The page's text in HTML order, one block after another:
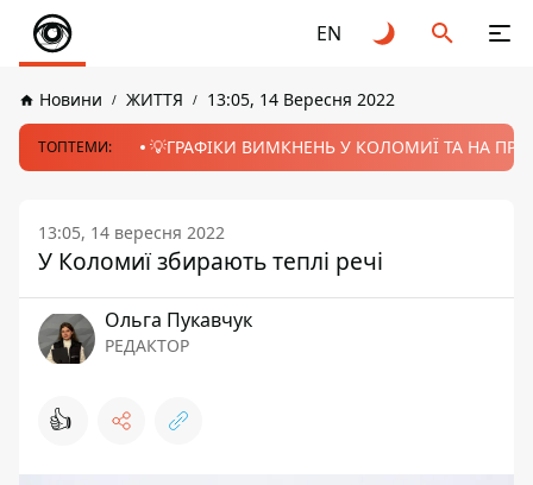
EN
Новини ЖИТТЯ 13:05, 14 Вересня 2022
ТОПТЕМИ: 💡ГРАФІКИ ВИМКНЕНЬ У КОЛОМИЇ ТА НА
13:05, 14 вересня 2022
У Коломиї збирають теплі речі
Ольга Пукавчук
РЕДАКТОР
👍